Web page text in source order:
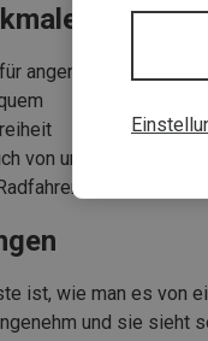
angenehmes
von unten bedienbar
und Bergsport
ist, wie man es von
und sie sieht